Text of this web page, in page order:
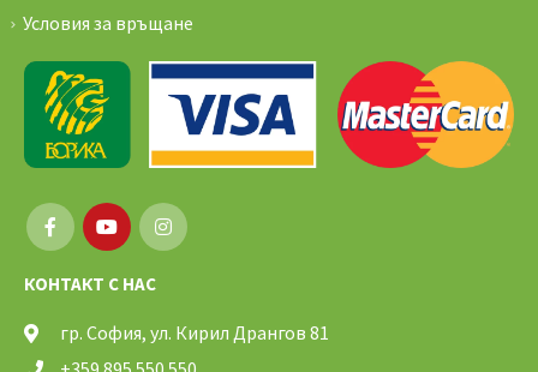
Условия за връщане
КОНТАКТ С НАС
гр. София, ул. Кирил Дрангов 81